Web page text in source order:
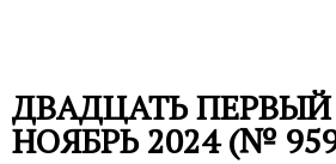
ДВАДЦАТЬ
НОЯБРЬ 2024 (№